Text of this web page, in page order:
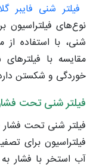
فیلتر شنی فایبر
نوع‌های
شنی، با استفاده
مقایسه با
خوردگی و شکستن
فیلتر شنی تحت
فیلتراسیون برای
آب استخر با فشار